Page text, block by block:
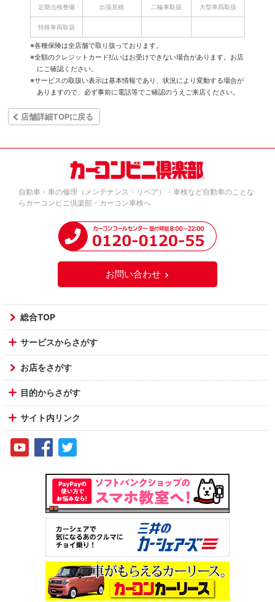
定期点検整備 出張見積 二輪車取扱 大型車両取扱
特殊車両取扱
※各種保険は全店舗で取り扱っております。
※全額のクレジットカード払いはお受けできない場合があります。お店
にご確認ください。
※サービスの取扱い表示は基本情報であり、状況により変動する場合が
ありますので、必ず事前に電話等でご確認のうえご来店ください。
店舗詳細TOPに戻る
自動車・車の修理（メンテナンス・リペア）・車検など自動車のことな
らカーコンビニ倶楽部・カーコン車検へ
お問い合わせ
総合TOP
サービスからさがす
お店をさがす
目的からさがす
サイト内リンク